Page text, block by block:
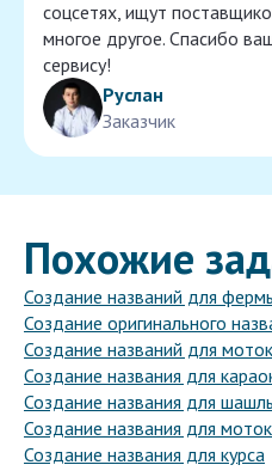
соцсетях, ищут
многое другое. Спасибо
сервису!
Руслан
Заказчик
Похожие
Создание названий для
Создание оригинального
Создание названий для
Создание названия для
Создание названия для
Создание названия для
Создание названия для курса